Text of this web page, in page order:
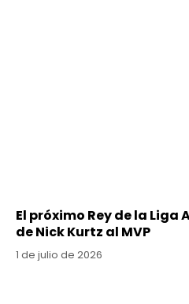
El próximo Rey de la Liga
de Nick Kurtz al MVP
1 de julio de 2026